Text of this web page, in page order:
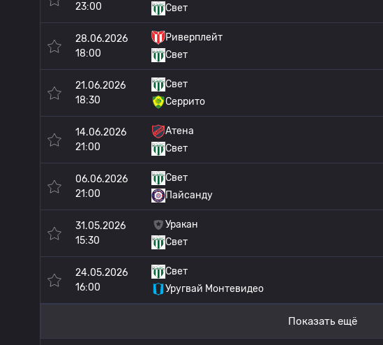
23:00
Свет
28.06.2026
18:00
Риверплейт
Свет
21.06.2026
18:30
Свет
Серрито
14.06.2026
21:00
Атена
Свет
06.06.2026
21:00
Свет
Пайсанду
31.05.2026
15:30
Уракан
Свет
24.05.2026
16:00
Свет
Уругвай Монтевидео
Показать ещё